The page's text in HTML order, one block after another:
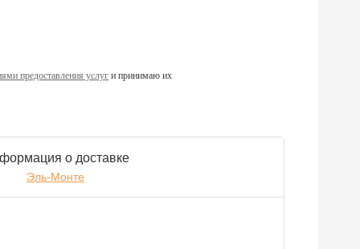
предоставления услуг и принимаю их
о доставке
Эль-Монте